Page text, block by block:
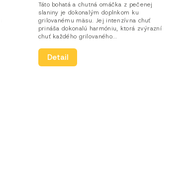
Detail
Táto bohatá a chutná omáčka z pečenej
slaniny je dokonalým doplnkom ku
grilovanému mäsu. Jej intenzívna chuť
prináša dokonalú harmóniu, ktorá zvýrazní
chuť každého grilovaného...